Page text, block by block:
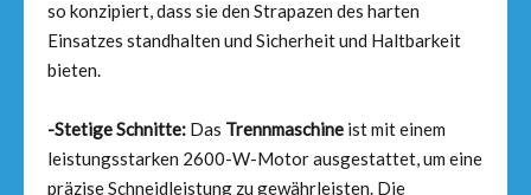
so konzipiert, dass sie den Strapazen des harten
Einsatzes standhalten und Sicherheit und Haltbarkeit
bieten.
-Stetige Schnitte: Das Trennmaschine ist mit einem
leistungsstarken 2600-W-Motor ausgestattet, um eine
präzise Schneidleistung zu gewährleisten. Die